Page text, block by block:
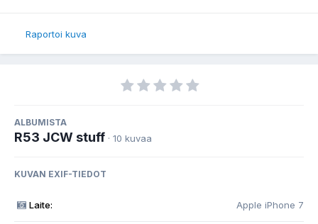
Raportoi kuva
ALBUMISTA
R53 JCW stuff · 10 kuvaa
KUVAN EXIF-TIEDOT
Laite: Apple iPhone 7